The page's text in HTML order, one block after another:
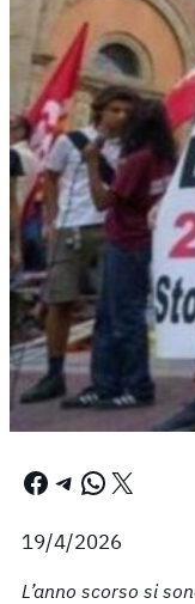
Facebook Telegram WhatsApp X
19/4/2026
L’anno scorso si